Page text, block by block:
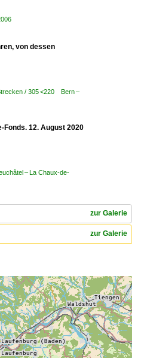
von dessen
/ 305 <220 Bern –
Fonds. 12. August 2020
– La Chaux-de-
zur Galerie
zur Galerie